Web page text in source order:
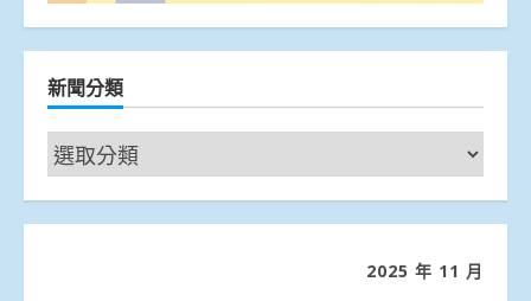
新聞分類
新
聞
分
2025 年 11 月